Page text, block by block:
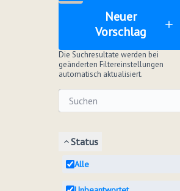
Neuer
Vorschlag
Die Suchresultate werden bei
geänderten Filtereinstellungen
automatisch aktualisiert.
Status
Alle